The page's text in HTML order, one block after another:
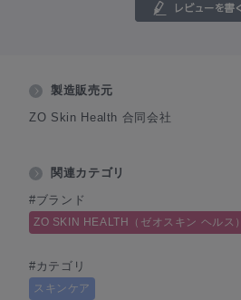
製造販売元
ZO Skin Health 合同会社
関連カテゴリ
#ブランド
ZO SKIN HEALTH（ゼオスキン ヘルス）
#カテゴリ
スキンケア